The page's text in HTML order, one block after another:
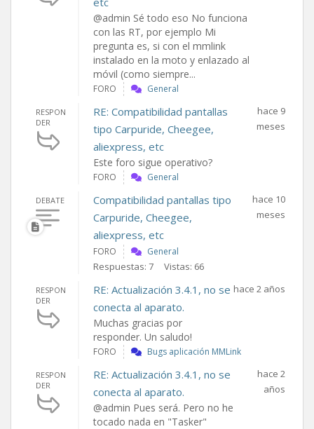
@admin Sé todo eso No funciona
con las RT, por ejemplo Mi
pregunta es, si con el mmlink
instalado en la moto y enlazado al
móvil (como siempre...
FORO General
RESPON
DER
RE: Compatibilidad pantallas
tipo Carpuride, Cheegee,
aliexpress, etc
Este foro sigue operativo?
hace 9
meses
FORO General
DEBATE
Compatibilidad pantallas tipo
Carpuride, Cheegee,
aliexpress, etc
hace 10
meses
FORO General
Respuestas: 7 Vistas: 66
RESPON
DER
RE: Actualización 3.4.1, no se
conecta al aparato.
Muchas gracias por
responder. Un saludo!
hace 2 años
FORO Bugs aplicación MMLink
RESPON
DER
RE: Actualización 3.4.1, no se
conecta al aparato.
@admin Pues será. Pero no he
tocado nada en "Tasker"
hace 2
años